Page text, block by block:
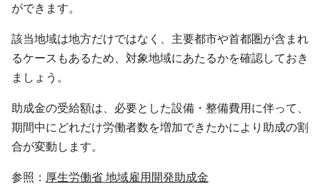
ができます。
該当地域は地方だけではなく、主要都市や首都圏が含まれ
るケースもあるため、対象地域にあたるかを確認しておき
ましょう。
助成金の受給額は、必要とした設備・整備費用に伴って、
期間中にどれだけ労働者数を増加できたかにより助成の割
合が変動します。
参照： 厚生労働省 地域雇用開発助成金